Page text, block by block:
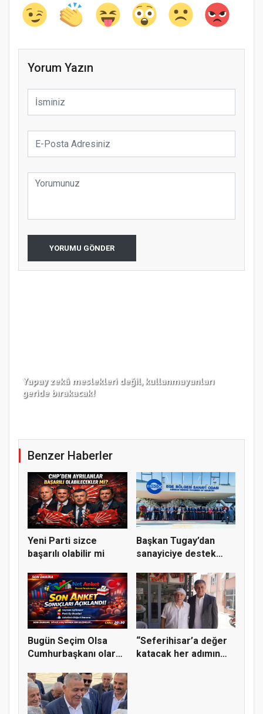
Yorum Yazın
YORUMU GÖNDER
Yapay zekâ meslekleri değil, kullanmayanları
geride bırakacak!
Benzer Haberler
Yeni Parti sizce
başarılı olabilir mi
Başkan Tugay’dan
sanayiciye destek
Bugün Seçim Olsa
Cumhurbaşkanı olarak
“Seferihisar’a değer
katacak her adımın